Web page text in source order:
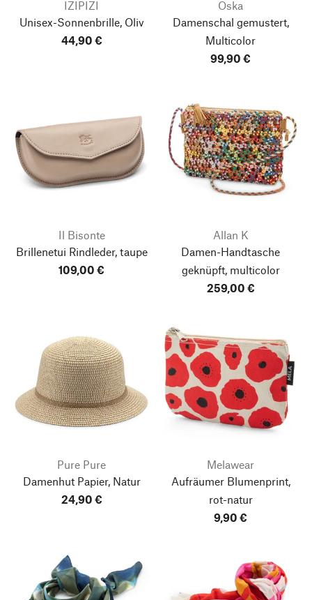
IZIPIZI
Unisex-Sonnenbrille, Oliv
44,90 €
Oska
Damenschal gemustert,
Multicolor
99,90 €
Il Bisonte
Brillenetui Rindleder, taupe
109,00 €
Allan K
Damen-Handtasche
geknüpft, multicolor
259,00 €
Pure Pure
Damenhut Papier, Natur
24,90 €
Melawear
Aufräumer Blumenprint,
rot-natur
9,90 €